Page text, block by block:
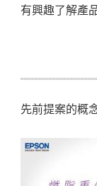
有興趣了解產
先前提案的概